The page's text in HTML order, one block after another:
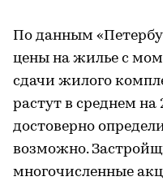
По данным
цены на жилье с
сдачи жилого
растут в среднем на
достоверно
возможно.
многочисленные